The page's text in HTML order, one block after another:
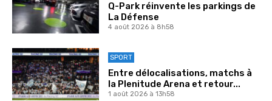
Q-Park réinvente les parkings de
La Défense
4 août 2026 à 8h58
SPORT
Entre délocalisations, matchs à
la Plenitude Arena et retour...
1 août 2026 à 13h58